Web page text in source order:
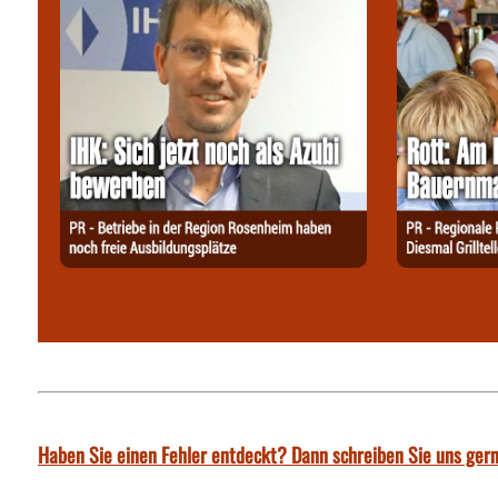
Haben Sie einen Fehler entdeckt? Dann schreiben Sie uns